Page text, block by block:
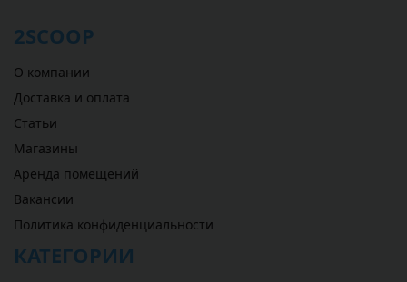
2SCOOP
О компании
Доставка и оплата
Статьи
Магазины
Аренда помещений
Вакансии
Политика конфиденциальности
КАТЕГОРИИ